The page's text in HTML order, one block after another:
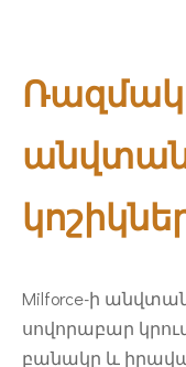
Milforce-ի
սովորաբար
բանակը և